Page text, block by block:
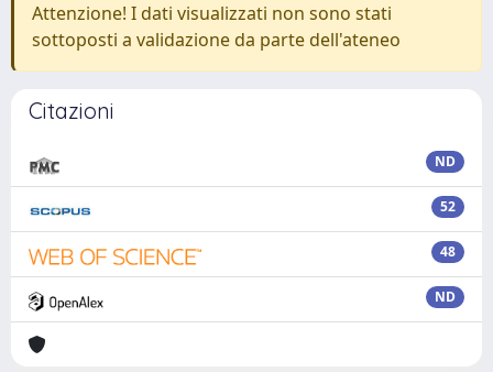
Attenzione! I dati visualizzati non sono stati
sottoposti a validazione da parte dell'ateneo
Citazioni
ND
52
48
ND